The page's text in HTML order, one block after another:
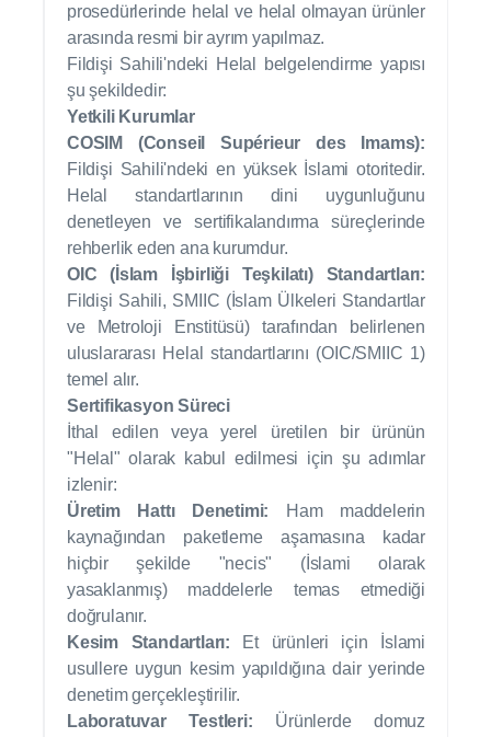
prosedürlerinde helal ve helal olmayan ürünler
arasında resmi bir ayrım yapılmaz.
Fildişi Sahili'ndeki Helal belgelendirme yapısı
şu şekildedir:
Yetkili Kurumlar
COSIM (Conseil Supérieur des Imams):
Fildişi Sahili'ndeki en yüksek İslami otoritedir.
Helal standartlarının dini uygunluğunu
denetleyen ve sertifikalandırma süreçlerinde
rehberlik eden ana kurumdur.
OIC (İslam İşbirliği Teşkilatı) Standartları:
Fildişi Sahili, SMIIC (İslam Ülkeleri Standartlar
ve Metroloji Enstitüsü) tarafından belirlenen
uluslararası Helal standartlarını (OIC/SMIIC 1)
temel alır.
Sertifikasyon Süreci
İthal edilen veya yerel üretilen bir ürünün
"Helal" olarak kabul edilmesi için şu adımlar
izlenir:
Üretim Hattı Denetimi: Ham maddelerin
kaynağından paketleme aşamasına kadar
hiçbir şekilde "necis" (İslami olarak
yasaklanmış) maddelerle temas etmediği
doğrulanır.
Kesim Standartları: Et ürünleri için İslami
usullere uygun kesim yapıldığına dair yerinde
denetim gerçekleştirilir.
Laboratuvar Testleri: Ürünlerde domuz